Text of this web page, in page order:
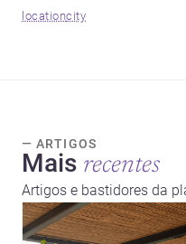
locationcity
— ARTIGOS
Mais recentes
Artigos e bastidores da